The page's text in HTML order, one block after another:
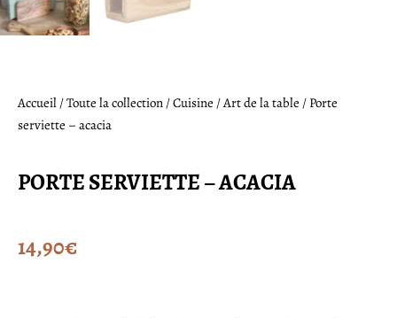
Accueil /Toute la collection /Cuisine /Art de la table / Porte
serviette – acacia
PORTE SERVIETTE – ACACIA
14,90€